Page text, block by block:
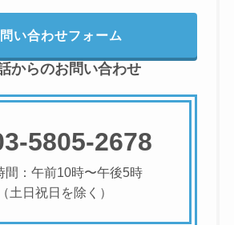
い合わせフォーム
からのお問い合わせ
5805-2678
間：午前10時〜午後5時
（土日祝日を除く）